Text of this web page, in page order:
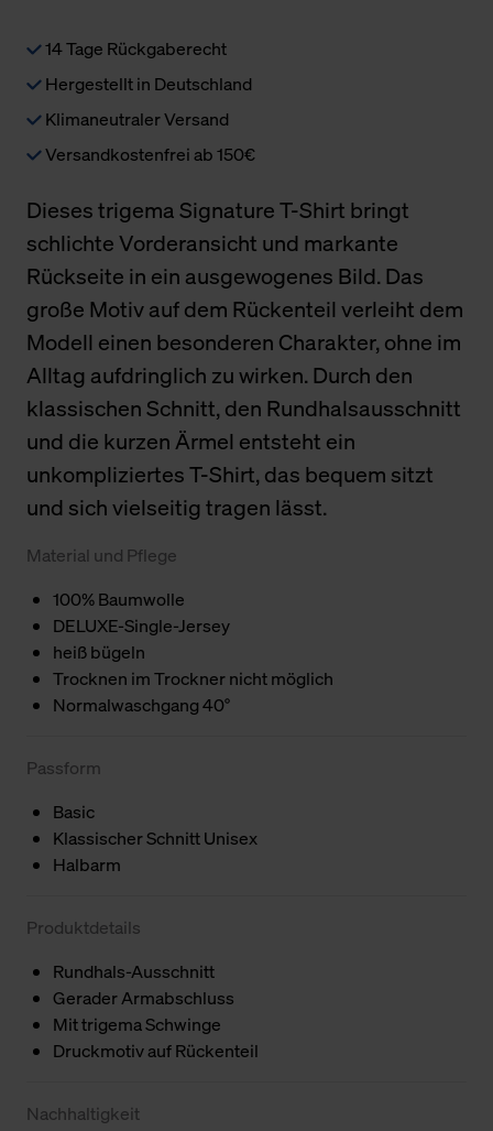
14 Tage Rückgaberecht
Hergestellt in Deutschland
Klimaneutraler Versand
Versandkostenfrei ab 150€
Dieses trigema Signature T-Shirt bringt
schlichte Vorderansicht und markante
Rückseite in ein ausgewogenes Bild. Das
große Motiv auf dem Rückenteil verleiht dem
Modell einen besonderen Charakter, ohne im
Alltag aufdringlich zu wirken. Durch den
klassischen Schnitt, den Rundhalsausschnitt
und die kurzen Ärmel entsteht ein
unkompliziertes T-Shirt, das bequem sitzt
und sich vielseitig tragen lässt.
Material und Pflege
100% Baumwolle
DELUXE-Single-Jersey
heiß bügeln
Trocknen im Trockner nicht möglich
Normalwaschgang 40°
Passform
Basic
Klassischer Schnitt Unisex
Halbarm
Produktdetails
Rundhals-Ausschnitt
Gerader Armabschluss
Mit trigema Schwinge
Druckmotiv auf Rückenteil
Nachhaltigkeit